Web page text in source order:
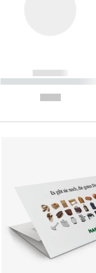
------------
----------- ----------- ----------